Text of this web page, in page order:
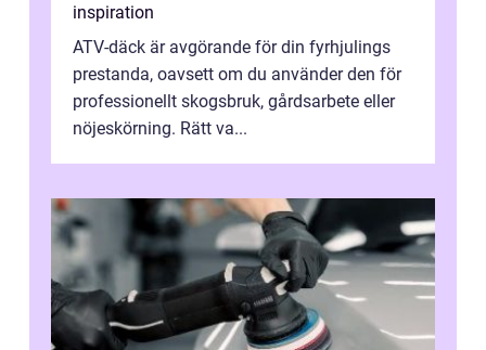
inspiration
ATV-däck är avgörande för din fyrhjulings
prestanda, oavsett om du använder den för
professionellt skogsbruk, gårdsarbete eller
nöjeskörning. Rätt va...